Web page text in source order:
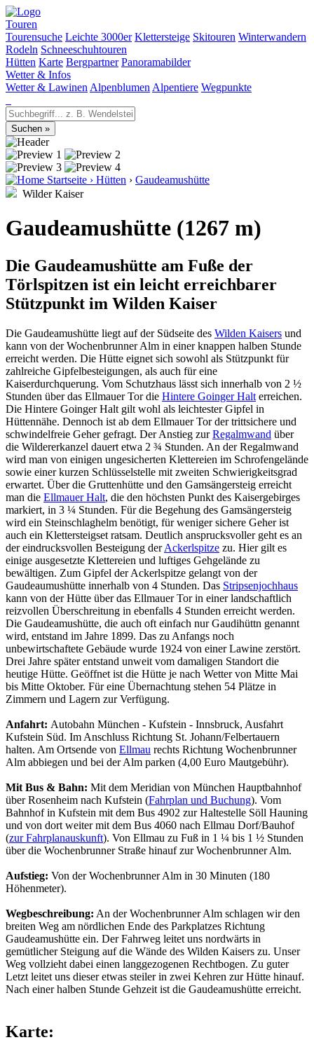
Touren
Tourensuche Leichte 3000er Klettersteige Skitouren Winterwandern
Rodeln Schneeschuhtouren
Hütten Karte Bergpartner Panoramabilder
Wetter & Infos
Wetter & Lawinen Alpenblumen Alpentiere Wegpunkte
Startseite › Hütten › Gaudeamushütte
Wilder Kaiser
Gaudeamushütte (1267 m)
Die Gaudeamushütte am Fuße der
Törlspitzen ist ein leicht erreichbarer
Stützpunkt im Wilden Kaiser
Die Gaudeamushütte liegt auf der Südseite des Wilden Kaisers und
kann von der Wochenbrunner Alm in einer knappen halben Stunde
erreicht werden. Die Hütte eignet sich sowohl als Stützpunkt für
zahlreiche Gipfelbesteigungen, als auch für eine
Kaiserdurchquerung. Vom Schutzhaus lässt sich innerhalb von 2 ½
Stunden über das Ellmauer Tor die Hintere Goinger Halt erreichen.
Die Hintere Goinger Halt gilt wohl als leichtester Gipfel in
Hüttennähe. Dennoch ist ab dem Ellmauer Tor der trittsichere und
schwindelfreie Geher gefragt. Der Anstieg zurRegalmwand über
die Wildererkanzel dauert etwa 2 ¾ Stunden. An der Regalmwand
wird man von einigen ungesicherten Klettereien im Schrofengelände
sowie einer kurzen Schlüsselstelle mit zweiten Schwierigkeitsgrad
erwartet. Über die Gruttenhütte und den Gamsängersteig erreicht
man die Ellmauer Halt, die den höchsten Punkt des Kaisergebirges
markiert, in 3 ¼ Stunden. Für die Begehung des Gamsängersteig
wird ein Steinschlaghelm benötigt, für weniger sichere Geher ist
auch ein Klettersteigset ratsam. Deutlich ansprucksvoller geht es an
der eindrucksvollen Besteigung derAckerlspitze zu. Hier gilt es
einige ausgesetzte Klettereien und luftiges Gehgelände zu
bewältigen. Zum Gipfel der Ackerlspitze gelangt von der
Gaudeaumushütte innerhalb von 4 Stunden. Das Stripsenjochhaus
kann von der Hütte über das Ellmauer Tor in einer landschaftlich
reizvollen Überschreitung in ebenfalls 4 Stunden erreicht werden.
Die Gaudeamushütte, die auch oft einfach nur Gaudihüttn genannt
wird, entstand im Jahre 1899. Das zu Anfangs noch
unbewirtschaftete Gebäude wurde 1924 von einer Lawine zerstört.
Drei Jahre später entstand unweit vom damaligen Standort die
heutige Hütte. Geöffnet ist die Hütte je nach Wetter von Mitte Mai
bis Mitte Oktober. Für eine Übernachtung stehen 54 Plätze in
Zimmern und Lagern zur Verfügung.
Anfahrt: Autobahn München - Kufstein - Innsbruck, Ausfahrt
Kufstein Süd. Im Anschluss Richtung St. Johann/Felbertauern
halten. Am Ortsende von Ellmau rechts Richtung Wochenbrunner
Alm abbiegen und bei der Alm parken (4,00 Euro Mautgebühr).
Mit Bus & Bahn: Mit dem Meridian von München Hauptbahnhof
über Rosenheim nach Kufstein (Fahrplan und Buchung). Vom
Bahnhof in Kufstein mit dem Bus 4902 zur Haltestelle Söll Hauning
und von dort weiter mit dem Bus 4060 nach Ellmau Dorf/Bauhof
(zur Fahrplanauskunft). Von Ellmau zu Fuß in 1 ¼ bis 1 ½ Stunden
über die Wochenbrunner Straße hinauf zur Wochenbrunner Alm.
Aufstieg: Von der Wochenbrunner Alm in 30 Minuten (180
Höhenmeter).
Wegbeschreibung: An der Wochenbrunner Alm schlagen wir den
breiten Weg am nördlichen Ende des Parkplatzes Richtung
Gaudeamushütte ein. Der Fahrweg leitet uns nordwärts in
gemütlicher Steigung auf die Wände des Wilden Kaisers zu. Unser
Weg vollzieht dabei einen langgezogenen Rechtbogen. Zu guter
Letzt leitet uns dieser etwas steiler in zwei Kehren zur Hütte hinauf.
Nach einer halben Stunde Gehzeit ist die Gaudeamushütte erreicht.
Karte: